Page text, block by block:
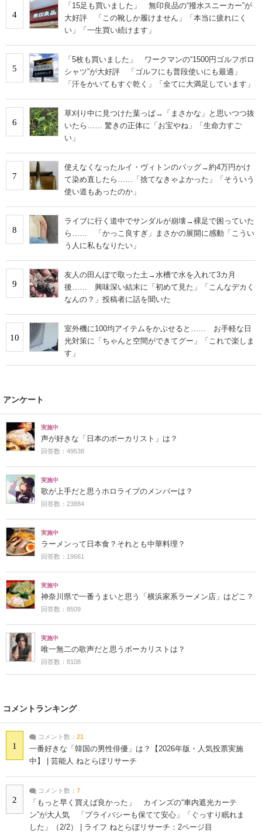
4
「15足も買いました」 無印良品の“撥水スニーカー”が
大好評 「この靴しか履けません」「本当に疲れにく
い」「一生買い続けます」
5
「5枚も買いました」 ワークマンの“1500円ゴルフポロ
シャツ”が大好評 「ゴルフにも普段使いにも最適」
「汗をかいてもすぐ乾く」「全てに大満足しています」
6
草刈り中に見つけた葉っぱ→「まさかな」と思いつつ抜
いたら…… 驚きの正体に「お宝やね」「生命力すご
い」
7
使えなくなったルイ・ヴィトンのバッグ→約4万円かけ
て染め直したら……「捨てなきゃよかった」「そういう
使い道もあったのか」
8
ライブに行く道中でサンダルが崩壊→裸足で困っていた
ら…… 「かっこ良すぎ」まさかの展開に感動「こうい
う人に私もなりたい」
9
友人の田んぼで取った土→水槽で水を入れて3カ月
後…… 興味深い結末に「初めて見た」「こんなデカく
なんの？」投稿者に話を聞いた
10
室外機に100均アイテムをかぶせると…… お手軽な日
光対策に「ちゃんと空間ができてグー」「これで楽しま
す」
アンケート
実施中
声が好きな「日本のボーカリスト」は？
回答数：49538
実施中
歌が上手だと思うホロライブのメンバーは？
回答数：23884
実施中
ラーメンって日本食？それとも中華料理？
回答数：19661
実施中
神奈川県で一番うまいと思う「横浜家系ラーメン店」はどこ？
回答数：8509
実施中
唯一無二の歌声だと思うボーカリストは？
回答数：8108
コメントランキング
1
コメント数： 21
一番好きな「韓国の男性俳優」は？【2026年版・人気投票実施
中】 | 芸能人 ねとらぼリサーチ
2
コメント数： 7
「もっと早く買えば良かった」 カインズの“車内遮光カーテ
ン”が大人気 「プライバシーも保てて安心」「ぐっすり眠れま
した」（2/2） | ライフ ねとらぼリサーチ：2ページ目